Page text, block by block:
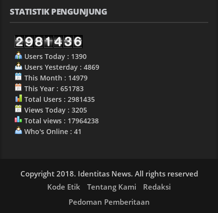
STATISTIK PENGUNJUNG
Users Today : 1390
Users Yesterday : 4869
This Month : 14979
This Year : 651783
Total Users : 2981435
Views Today : 3205
Total views : 17964238
Who's Online : 41
Copyright 2018. Identitas News. All rights reserved
Kode Etik
Tentang Kami
Redaksi
Pedoman Pemberitaan